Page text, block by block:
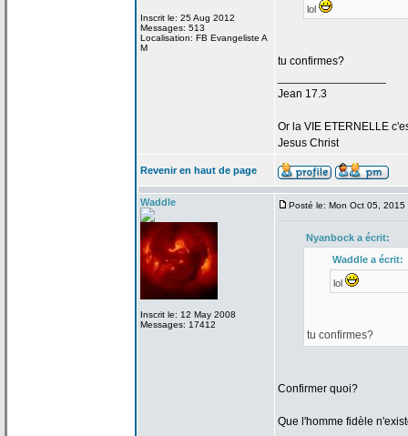
Inscrit le: 25 Aug 2012
Messages: 513
Localisation: FB Evangeliste A
M
lol
tu confirmes?
Jean 17.3
Or la VIE ETERNELLE
Jesus Christ
Revenir en haut de page
Waddle
Inscrit le: 12 May 2008
Messages: 17412
Posté le: Mon Oct 05, 2015
Nyanbock a écrit:
Waddle aécrit:
lol
tu confirmes?
Confirmer quoi?
Que l'homme fidèle